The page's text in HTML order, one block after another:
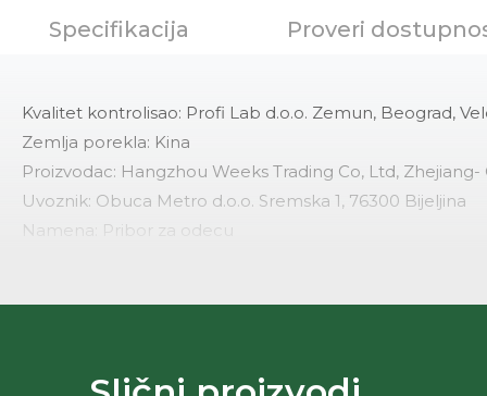
Specifikacija Proveri
Kvalitet kontrolisao: Profi Lab d.o.o. Zemun, Beograd,
Zemlja porekla: Kina
Proizvodac: Hangzhou Weeks Trading Co, Ltd, Zhejiang-
Uvoznik: Obuca Metro d.o.o. Sremska 1, 76300 Bijeljina
Namena: Pribor za odecu
Kolekcija: Enzo Lorenzo